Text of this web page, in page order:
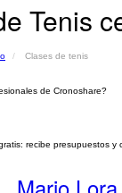
Tenis
Clases de tenis
de Cronoshare?
recibe presupuestos y